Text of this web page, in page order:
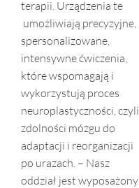
terapii. Urządzenia te
umożliwiają precyzyjne,
spersonalizowane,
intensywne ćwiczenia,
które wspomagają i
wykorzystują proces
neuroplastyczności, czyli
zdolności mózgu do
adaptacji i reorganizacji
po urazach. – Nasz
oddział jest wyposażony